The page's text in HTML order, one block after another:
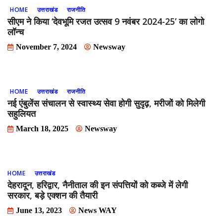
HOME उत्तराखंड राजनीति
सीएम ने किया ‘देवभूमि रजत उत्सव 9 नवंबर 2024-25’ का लोगो
लॉन्च
November 7, 2024 Newsway
HOME उत्तराखंड राजनीति
नई एंबुलेंस संचालन से स्वास्थ्य सेवा होगी सुदृढ़, मरीजों को मिलेगी
सहुलियत
March 18, 2025 Newsway
HOME उत्तराखंड
देहरादून, हरिद्वार, नैनीताल की इन संपत्तियों को कब्जे में लेगी
सरकार, बड़े एक्शन की तैयारी
June 13, 2023 News WAY